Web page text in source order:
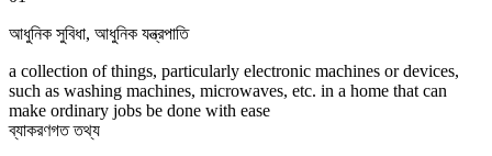
আধুনিক সুবিধা, আধুনিক যন্ত্রপাতি
a collection of things, particularly electronic machines or devices,
such as washing machines, microwaves, etc. in a home that can
make ordinary jobs be done with ease
ব্যাকরণগত তথ্য